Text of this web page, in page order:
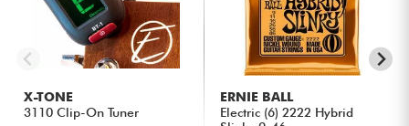
X-TONE
3110 Clip-On Tuner
ERNIE BALL
Electric (6) 2222 Hybrid